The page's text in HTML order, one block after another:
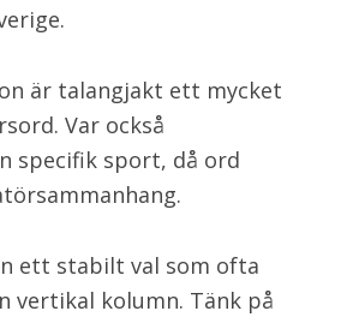
är talangjakt ett mycket
Var också
specifik sport, då ord
ett stabilt val som ofta
vertikal kolumn. Tänk på